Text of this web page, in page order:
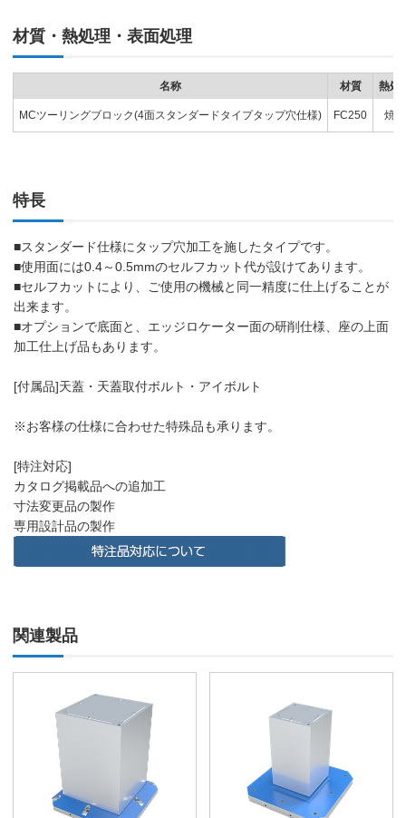
材質・熱処理・表面処理
名称 材質 熱処
MCツーリングブロック(4面スタンダードタイプタップ穴仕様) FC250 焼鈍
特長
■スタンダード仕様にタップ穴加工を施したタイプです。
■使用面には0.4～0.5mmのセルフカット代が設けてあります。
■セルフカットにより、ご使用の機械と同一精度に仕上げることが
出来ます。
■オプションで底面と、エッジロケーター面の研削仕様、座の上面
加工仕上げ品もあります。
[付属品]天蓋・天蓋取付ボルト・アイボルト
※お客様の仕様に合わせた特殊品も承ります。
[特注対応]
カタログ掲載品への追加工
寸法変更品の製作
専用設計品の製作
関連製品